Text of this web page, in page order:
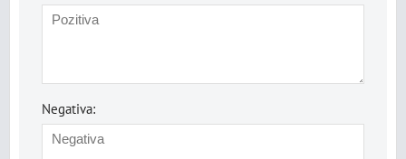
Negativa: